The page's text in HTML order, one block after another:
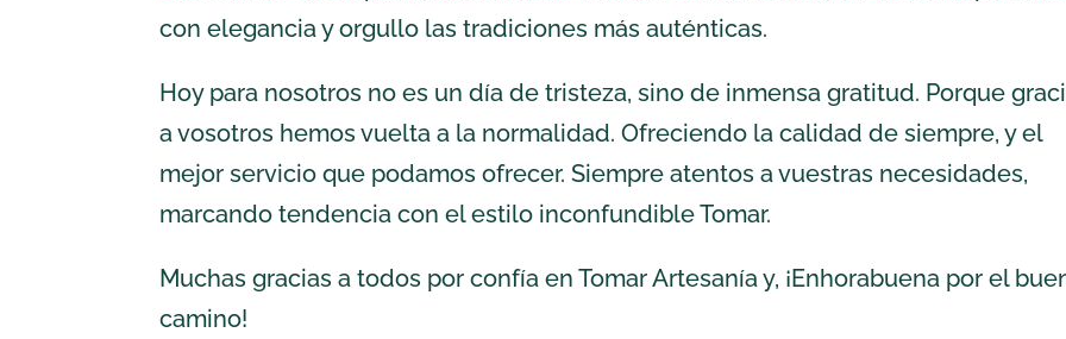
con elegancia y orgullo las tradiciones más auténticas.
Hoy para nosotros no es un día de tristeza, sino de inmensa gratitud. Porque
a vosotros hemos vuelta a la normalidad. Ofreciendo la calidad de siempre, y el
mejor servicio que podamos ofrecer. Siempre atentos a vuestras necesidades,
marcando tendencia con el estilo inconfundible Tomar.
Muchas gracias a todos por confía en Tomar Artesanía y, ¡Enhorabuena por el
camino!